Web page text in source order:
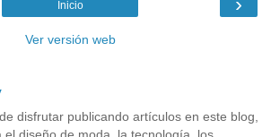
Inicio
Ver versión web
disfrutar publicando artículos en este blog,
el diseño de moda, la tecnología, los